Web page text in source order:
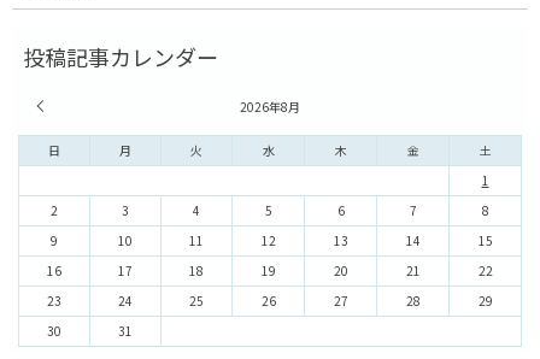
2026年8月
日 月 火 水 木 金 土
1
2
3 4 5 6 7
8
9
10 11 12 13 14
15
16
17 18 19 20 21
22
23
24 25 26 27 28
29
30
31